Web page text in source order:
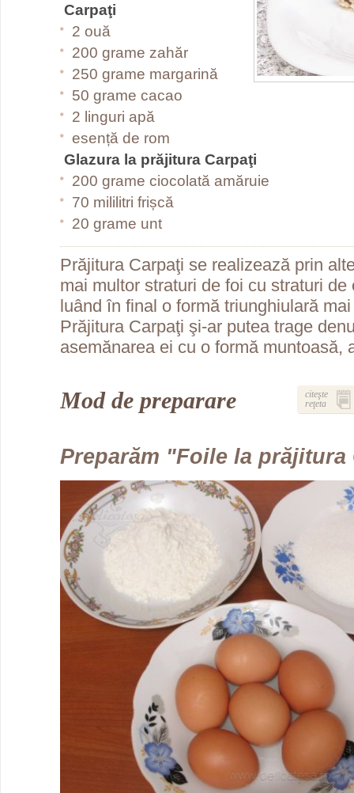
Carpaţi
2 ouă
200 grame zahăr
250 grame margarină
50 grame cacao
2 linguri apă
esență de rom
Glazura la prăjitura Carpaţi
200 grame ciocolată amăruie
70 mililitri frișcă
20 grame unt
Prăjitura Carpaţi se realizează prin
mai multor straturi de foi cu straturi
luând în final o formă triunghiulară
Prăjitura Carpaţi şi-ar putea trage
asemănarea ei cu o formă muntoasă,
Mod de preparare
citeşte
reţeta
Preparăm "Foile la prăjitura